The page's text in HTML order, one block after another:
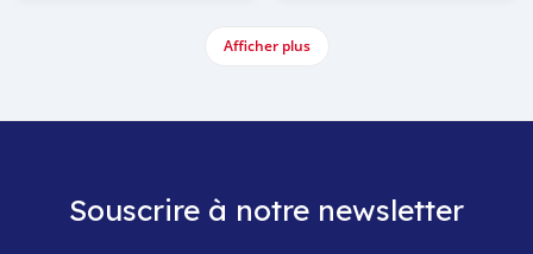
Afficher plus
Souscrire à notre newsletter